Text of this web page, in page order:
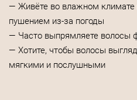
— Живёте во влажном климате
пушением из-за погоды
— Часто выпрямляете волосы
— Хотите, чтобы волосы
мягкими и послушными